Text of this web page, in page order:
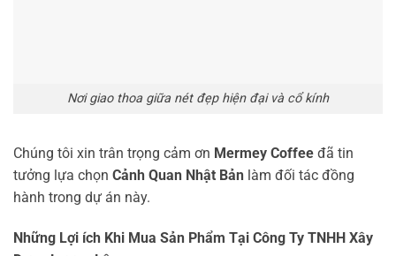
Nơi giao thoa giữa nét đẹp hiện đại và cổ kính
Chúng tôi xin trân trọng cảm ơn Mermey Coffee đã tin
tưởng lựa chọn Cảnh Quan Nhật Bản làm đối tác đồng
hành trong dự án này.
Những Lợi ích Khi Mua Sản Phẩm Tại Công Ty TNHH Xây